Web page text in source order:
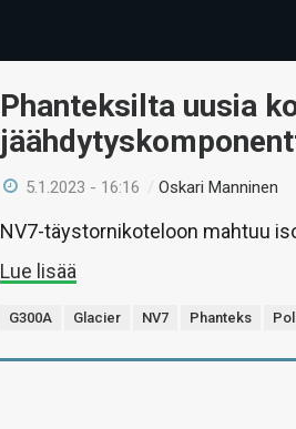
Phanteksilta uusia
5.1.2023 - 16:16 /Oskari Manninen
NV7-täystornikoteloon mahtuu
Lue lisää
G300A Glacier NV7 Phanteks